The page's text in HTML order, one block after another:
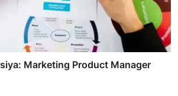
Marketing Product Manager